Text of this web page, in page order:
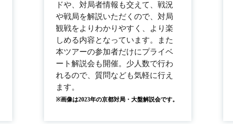
ドや、対局者情報も交えて、戦況
や戦局を解説いただくので、対局
観戦をよりわかりやすく、より楽
しめる内容となっています。また
本ツアーの参加者だけにプライベ
ート解説会も開催。少人数で行わ
れるので、質問なども気軽に行え
ます。
※画像は2023年の京都対局・大盤解説会です。